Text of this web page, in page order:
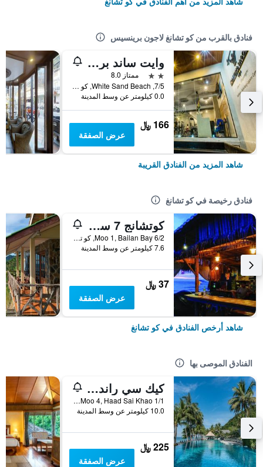
فنادق بالقرب من كو تشانغ لاجون برينسيس
وايت ساند برينسيس هوتل
2 نجمتين
ممتاز 8.0
7/5, White Sand Beach, كو تشانغ, تايلاند
0.0 كيلومتر عن وسط المدينة
166 ﷼
عرض الصفقة
شاهد المزيد من الفنادق القريبة
فنادق رخيصة في كو تشانغ
كوتشانج 7 سيفيو بنجالو
6/2 Moo 1, Bailan Bay, كو تشانغ, تايلاند
7.6 كيلومتر عن وسط المدينة
37 ﷼
عرض الصفقة
شاهد أرخص الفنادق في كو تشانغ
الفنادق الموصى بها
كيك سي راند ريزورت كو تشانج
1/1 Moo 4, Haad Sai Khao, كو تشانغ, تايلاند
10.0 كيلومتر عن وسط المدينة
225 ﷼
عرض الصفقة